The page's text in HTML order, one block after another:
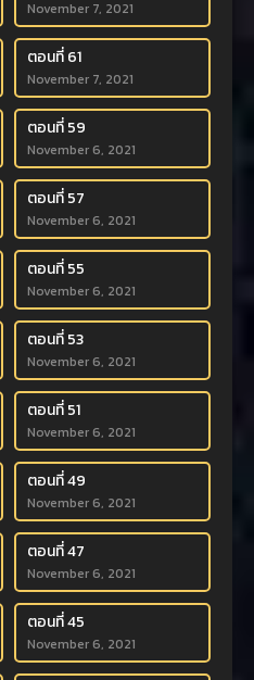
November 7, 2021
ตอนที่ 61
November 7, 2021
ตอนที่ 59
November 6, 2021
ตอนที่ 57
November 6, 2021
ตอนที่ 55
November 6, 2021
ตอนที่ 53
November 6, 2021
ตอนที่ 51
November 6, 2021
ตอนที่ 49
November 6, 2021
ตอนที่ 47
November 6, 2021
ตอนที่ 45
November 6, 2021